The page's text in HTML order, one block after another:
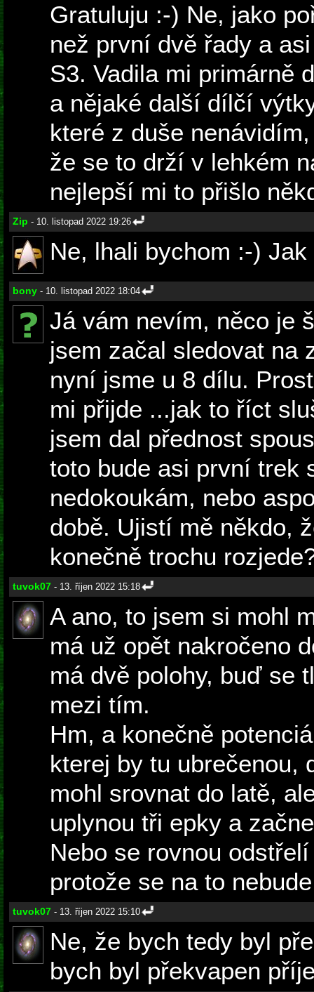
Gratuluju :-) Ne, jako
než první dvě řady a
S3. Vadila mi primárně
a nějaké další dílčí
které z duše
že se to drží v lehkém
nejlepší mi to přišlo
Zip - 10. listopad 2022 19:26
Ne, lhali bychom :-)
bony - 10. listopad 2022 18:04
Já vám nevím, něco je
jsem začal sledovat na
nyní jsme u 8 dílu.
mi přijde ...jak to říct
jsem dal přednost
toto bude asi první trek
nedokoukám, nebo
době. Ujistí mě někdo,
konečně trochu
tuvok07 - 13. říjen 2022 15:18
A ano, to jsem si mohl
má už opět nakročeno
má dvě polohy, buď se
mezi tím.
Hm, a konečně
kterej by tu ubrečenou,
mohl srovnat do latě,
uplynou tři epky a
Nebo se rovnou
protože se na to
tuvok07 - 13. říjen 2022 15:10
Ne, že bych tedy byl
bych byl překvapen